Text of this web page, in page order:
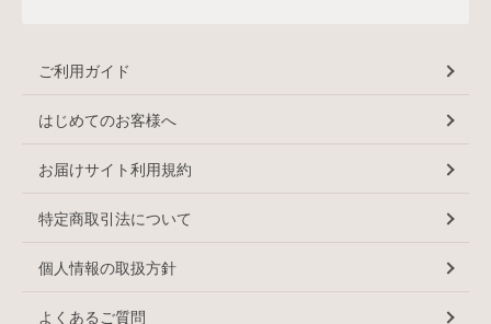
ご利用ガイド
はじめてのお客様へ
お届けサイト利用規約
特定商取引法について
個人情報の取扱方針
よくあるご質問